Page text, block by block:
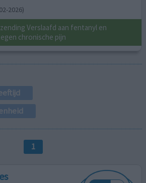
2026)
Verslaafd aan fentanyl en
chronische pijn
1